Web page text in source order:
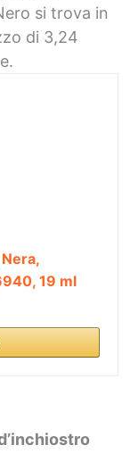
si trova in
di 3,24
19 ml